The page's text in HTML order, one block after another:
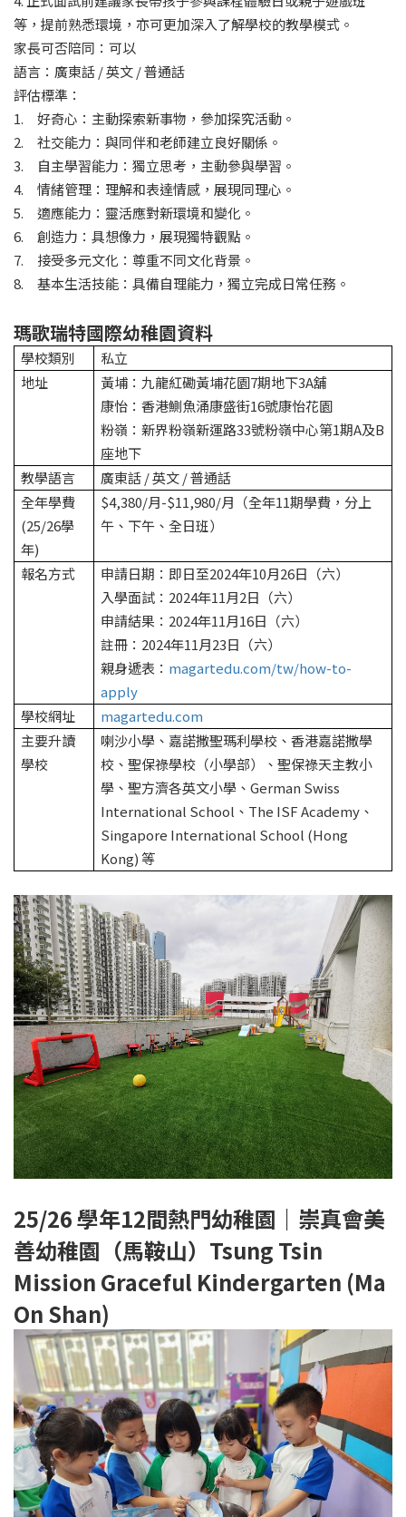
等，提前熟悉環境，亦可更加深入了解學校的教學模式。
家長可否陪同：可以
語言：廣東話 / 英文 / 普通話
評估標準：
1. 好奇心：主動探索新事物，參加探究活動。
2. 社交能力：與同伴和老師建立良好關係。
3. 自主學習能力：獨立思考，主動參與學習。
4. 情緒管理：理解和表達情感，展現同理心。
5. 適應能力：靈活應對新環境和變化。
6. 創造力：具想像力，展現獨特觀點。
7. 接受多元文化：尊重不同文化背景。
8. 基本生活技能：具備自理能力，獨立完成日常任務。
瑪歌瑞特國際幼稚園資料
學校類別
私立
地址
黃埔：九龍紅磡黃埔花園7期地下3A舖
康怡：香港鰂魚涌康盛街16號康怡花園
粉嶺：新界粉嶺新運路33號粉嶺中心第1期A及B
座地下
教學語言
廣東話 / 英文 / 普通話
全年學費
(25/26學
年)
$4,380/月-$11,980/月（全年11期學費，分上
午、下午、全日班）
報名方式
申請日期：即日至2024年10月26日（六）
入學面試：2024年11月2日（六）
申請結果：2024年11月16日（六）
註冊：2024年11月23日（六）
親身遞表： magartedu.com/tw/how-to-
apply
學校網址
magartedu.com
主要升讀
學校
喇沙小學、嘉諾撒聖瑪利學校、香港嘉諾撒學
校、聖保祿學校（小學部）、聖保祿天主教小
學、聖方濟各英文小學、German Swiss
International School、The ISF Academy、
Singapore International School (Hong
Kong) 等
25/26 學年12間熱門幼稚園｜崇真會美
善幼稚園（馬鞍山）Tsung Tsin
Mission Graceful Kindergarten (Ma
On Shan)